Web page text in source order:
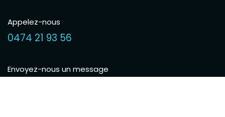
Appelez-nous
0474 21 93 56
Envoyez-nous un message